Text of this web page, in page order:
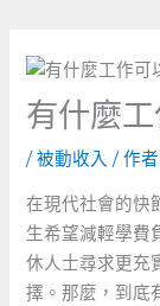
有什麼
/被動收入 / 作者:
在現代社會的快
生希望減輕學費
休人士尋求更充
擇。那麼，到底